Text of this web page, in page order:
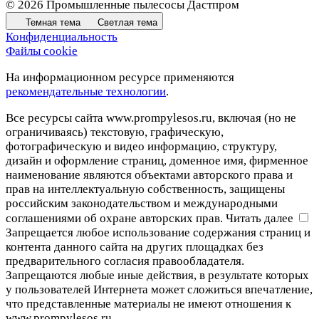
© 2026 Промышленные пылесосы Дастпром
Темная тема Светлая тема
Конфиденциальность
Файлы cookie
На информационном ресурсе применяются
рекомендательные технологии.
Все ресурсы сайта www.prompylesos.ru, включая (но не
ограничиваясь) текстовую, графическую,
фотографическую и видео информацию, структуру,
дизайн и оформление страниц, доменное имя, фирменное
наименование являются объектами авторского права и
прав на интеллектуальную собственность, защищены
российским законодательством и международными
соглашениями об охране авторских прав. Читать далее
Запрещается любое использование содержания страниц и
контента данного сайта на других площадках без
предварительного согласия правообладателя.
Запрещаются любые иные действия, в результате которых
у пользователей Интернета может сложиться впечатление,
что представленные материалы не имеют отношения к